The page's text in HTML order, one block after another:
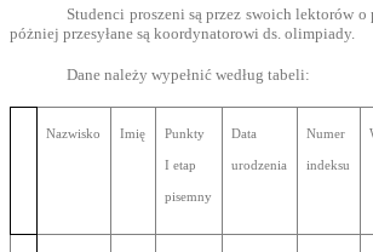
Studenci proszeni są przez swoich lektorów o
póżniej przesyłane są koordynatorowi ds. olimpiady.
Dane należy wypełnić według tabeli:
Nazwisko Imię Punkty
I etap
pisemny
Data
urodzenia
Numer
indeksu